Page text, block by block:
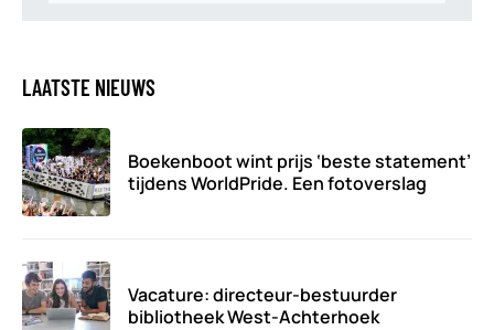
LAATSTE NIEUWS
Boekenboot wint prijs ‘beste statement’
tijdens WorldPride. Een fotoverslag
Vacature: directeur-bestuurder
bibliotheek West-Achterhoek